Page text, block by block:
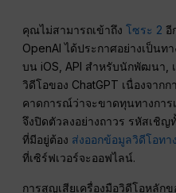
คุณไม่สามารถเข้าถึงโซระ 2 อี
OpenAI ได้ประกาศอย่างเป็นท
บน iOS, API สำหรับนักพัฒนา,
วิดีโอของ ChatGPT เนื่องจาก
คาดการณ์ว่าจะขาดทุนทางกา
จึงปิดตัวลงอย่างถาวร รหัสเชิญ
ที่มีอยู่ต้อง ส่งออกข้อมูลวิดีโอทา
ที่เซิร์ฟเวอร์จะออฟไลน์.
การสูญเสียเครื่องมือวิดีโอหลัก